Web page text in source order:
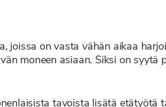
joissa on vasta vähän aikaa
moneen asiaan. Siksi on
tavoista lisätä